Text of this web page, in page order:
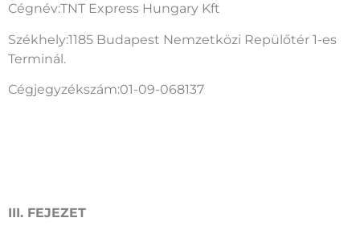
Cégnév:TNT Express Hungary Kft
Székhely:1185 Budapest Nemzetközi Repülőtér 1-es
Terminál.
Cégjegyzékszám:01-09-068137
III. FEJEZET